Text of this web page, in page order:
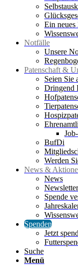
Ein neues
Notfälle
Unsere
Patenschaft &
Seien Sie
Dringend
BufDi
Werden
News &
News
Newsletter
Spende
Spenden
Jetzt
Suche
Menü